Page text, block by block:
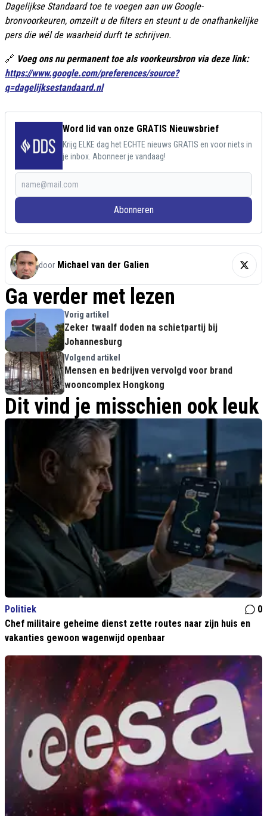
Dagelijkse Standaard toe te voegen aan uw Google-
bronvoorkeuren, omzeilt u de filters en steunt u de onafhankelijke
pers die wél de waarheid durft te schrijven.
🔗 Voeg ons nu permanent toe als voorkeursbron via deze link:
https://www.google.com/preferences/source?
q=dagelijksestandaard.nl
Word lid van onze GRATIS Nieuwsbrief
Krijg ELKE dag het ECHTE nieuws GRATIS en voor niets in
je inbox. Abonneer je vandaag!
Abonneren
door Michael van der Galien
Ga verder met lezen
Vorig artikel
Zeker twaalf doden na schietpartij bij
Johannesburg
Volgend artikel
Mensen en bedrijven vervolgd voor brand
wooncomplex Hongkong
Dit vind je misschien ook leuk
Politiek
0
Chef militaire geheime dienst zette routes naar zijn huis en
vakanties gewoon wagenwijd openbaar